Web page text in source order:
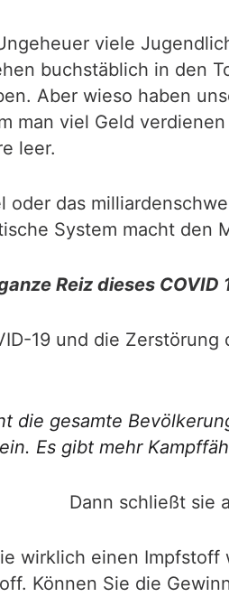
viele
buchstäblich in den
Aber wieso haben
man viel Geld
leer.
das
System macht den
Reiz dieses
19 und die
die gesamte
Es gibt mehr
Dann schließt sie
wirklich einen
Können Sie die